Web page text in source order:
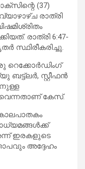
(37)
രാത്രി
രാത്രി 6:47-
സ്ഥിരീകരിച്ചു.
റെക്കോർഡിംഗ്
ബട്ട്‌ലർ, സ്റ്റീഫൻ
കേസ്.
ഇരകളുടെ
അദ്ദേഹം